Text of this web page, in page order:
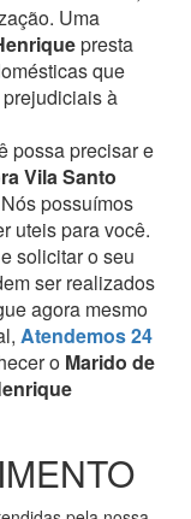
Uma
presta
que
à
possa precisar e
Vila Santo
Nós possuímos
uteis para você.
solicitar o seu
ser realizados
agora mesmo
Atendemos 24
o Marido de